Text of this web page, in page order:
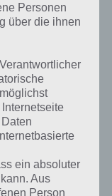
Falle
in 4 Bilder 1
und was gibt es
Zu bestimmten
kurze
Personen
über die ihnen
ein absoluter
Aus
Person